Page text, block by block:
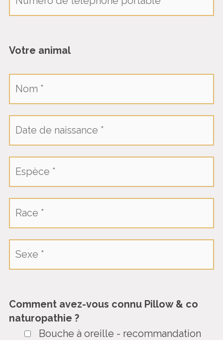
Votre animal
Comment avez-vous connu Pillow & co
naturopathie ?
Bouche à oreille - recommandation